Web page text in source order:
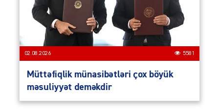
02.08.2026 5581
Müttəfiqlik münasibətləri çox böyük
məsuliyyət deməkdir